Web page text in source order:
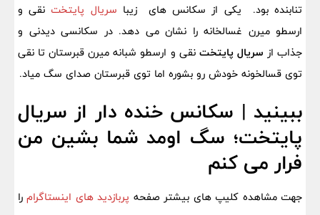
تنابنده بود. یکی از سکانس های زیبا سریال پایتخت نقی و
ارسطو میرن غسالخانه را نشان می دهد. در سکانسی دیدنی و
جذاب از سریال پایتخت نقی و ارسطو شبانه میرن قبرستان تا نقی
توی قسالخونه خودش رو بشوره اما توی قبرستان صدای سگ میاد.
ببینید | سکانس خنده دار از سریال
پایتخت؛ سگ اومد شما بشین من
فرار می کنم
جهت مشاهده کلیپ های بیشتر صفحه پربازدید های اینستاگرامرا